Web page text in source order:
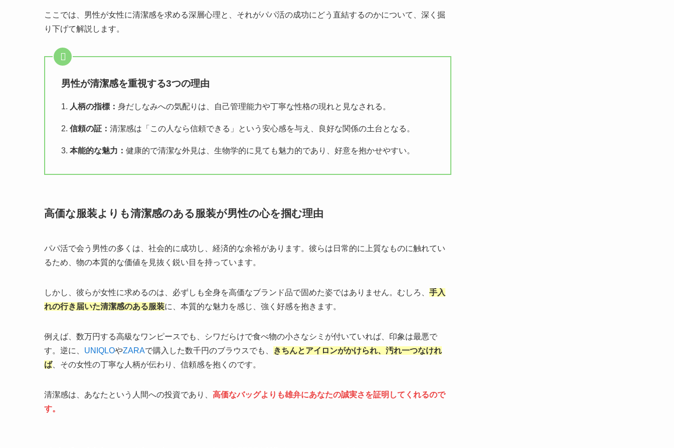
ここでは、男性が女性に清潔感を求める深層心理と、それがパパ活の成功にどう直結するのかについて、深く掘
り下げて解説します。
男性が清潔感を重視する3つの理由
1. 人柄の指標： 身だしなみへの気配りは、自己管理能力や丁寧な性格の現れと見なされる。
2. 信頼の証： 清潔感は「この人なら信頼できる」という安心感を与え、良好な関係の土台となる。
3. 本能的な魅力： 健康的で清潔な外見は、生物学的に見ても魅力的であり、好意を抱かせやすい。
高価な服装よりも清潔感のある服装が男性の心を掴む理由
パパ活で会う男性の多くは、社会的に成功し、経済的な余裕があります。彼らは日常的に上質なものに触れてい
るため、物の本質的な価値を見抜く鋭い目を持っています。
しかし、彼らが女性に求めるのは、必ずしも全身を高価なブランド品で固めた姿ではありません。むしろ、 手入
れの行き届いた清潔感のある服装に、本質的な魅力を感じ、強く好感を抱きます。
例えば、数万円する高級なワンピースでも、シワだらけで食べ物の小さなシミが付いていれば、印象は最悪で
す。逆に、 UNIQLOやZARAで購入した数千円のブラウスでも、
きちんとアイロンがかけられ、汚れ一つなけれ
ば、その女性の丁寧な人柄が伝わり、信頼感を抱くのです。
清潔感は、あなたという人間への投資であり、 高価なバッグよりも雄弁にあなたの誠実さを証明してくれるので
す。